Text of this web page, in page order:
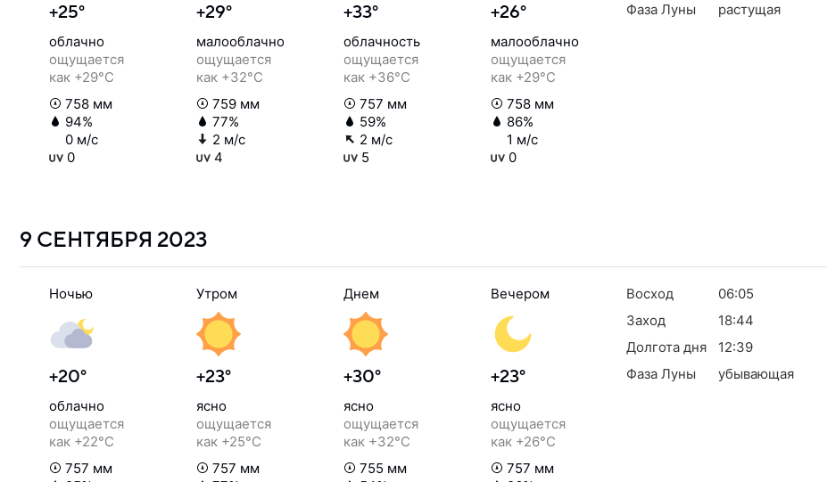
+25°
облачно
ощущается
как +29°C
758 мм
94%
0 м/с
0
+29°
малооблачно
ощущается
как +32°C
759 мм
77%
2 м/с
4
+33°
облачность
ощущается
как +36°C
757 мм
59%
2 м/с
5
+26°
малооблачно
ощущается
как +29°C
758 мм
86%
1 м/с
0
Фаза Луны
растущая
9 СЕНТЯБРЯ 2023
Ночью
+20°
облачно
ощущается
как +22°C
757 мм
Утром
+23°
ясно
ощущается
как +25°C
757 мм
Днем
+30°
ясно
ощущается
как +32°C
755 мм
Вечером
+23°
ясно
ощущается
как +26°C
757 мм
Восход
06:05
Заход
18:44
Долгота дня
12:39
Фаза Луны
убывающая